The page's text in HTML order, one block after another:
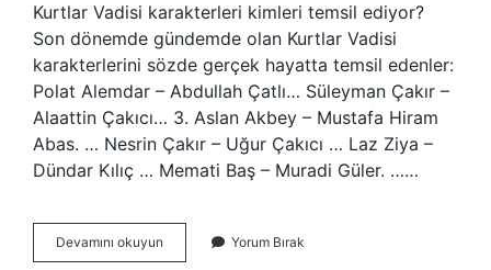
Kurtlar Vadisi karakterleri kimleri temsil ediyor?
Son dönemde gündemde olan Kurtlar Vadisi
karakterlerini sözde gerçek hayatta temsil edenler:
Polat Alemdar – Abdullah Çatlı… Süleyman Çakır –
Alaattin Çakıcı… 3. Aslan Akbey – Mustafa Hiram
Abas. … Nesrin Çakır – Uğur Çakıcı … Laz Ziya –
Dündar Kılıç … Memati Baş – Muradi Güler. ……
Devamını okuyun
Vadisi
Yorum Bırak